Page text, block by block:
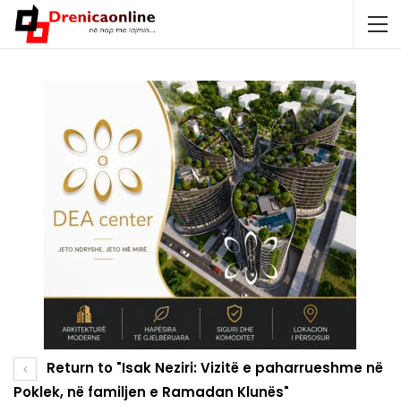
Return to "Isak Neziri: Vizitë e paharrueshme në
Poklek, në familjen e Ramadan Klunës"